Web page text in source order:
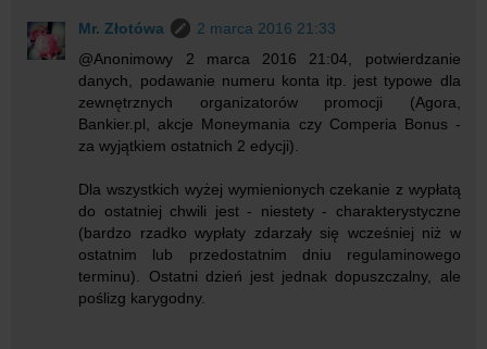
Mr. Złotówa
2 marca 2016 21:33
@Anonimowy 2 marca 2016 21:04, potwierdzanie
danych, podawanie numeru konta itp. jest typowe dla
zewnętrznych organizatorów promocji (Agora,
Bankier.pl, akcje Moneymania czy Comperia Bonus -
za wyjątkiem ostatnich 2 edycji).
Dla wszystkich wyżej wymienionych czekanie z wypłatą
do ostatniej chwili jest - niestety - charakterystyczne
(bardzo rzadko wypłaty zdarzały się wcześniej niż w
ostatnim lub przedostatnim dniu regulaminowego
terminu). Ostatni dzień jest jednak dopuszczalny, ale
poślizg karygodny.